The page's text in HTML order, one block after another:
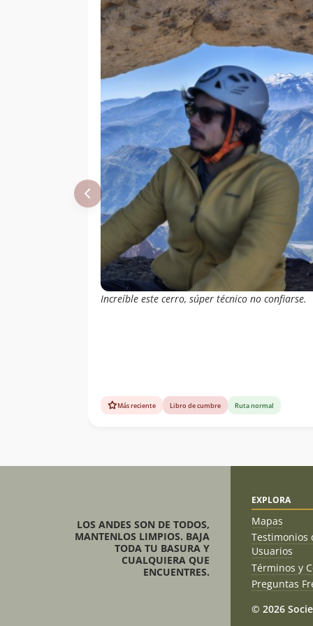
23/04/18
Daniela Toro
17/09/17 Alex Moya
08/05/16
Maria Cristina
Ferrer Tagle
Jose Ignacio Vial
27/07/58
Augusto Figueroa
Increíble este cerro, súper técnico no confiarse.
Más reciente Libro de cumbre Ruta normal
LOS ANDES SON DE TODOS,
MANTENLOS LIMPIOS. BAJA
TODA TU BASURA Y
CUALQUIERA QUE
ENCUENTRES.
EXPLORA
Mapas
Testimonios
Usuarios
Términos y
Preguntas
© 2026